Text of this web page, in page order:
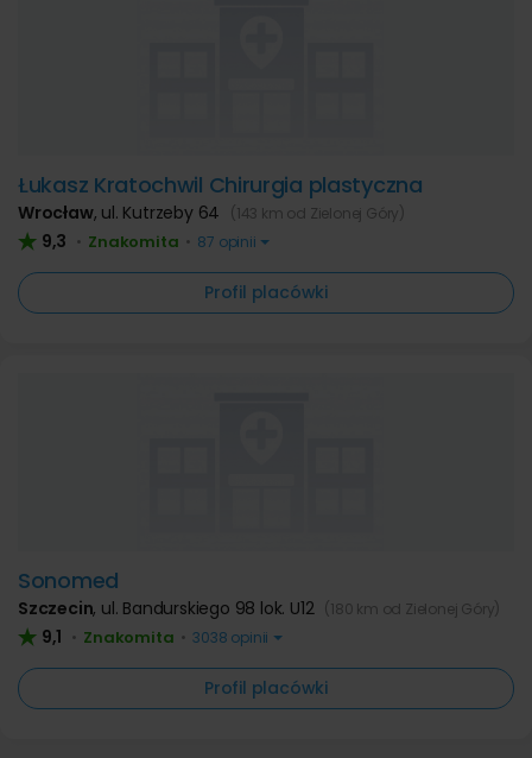
Łukasz Kratochwil Chirurgia plastyczna
Wrocław, ul. Kutrzeby 64 (143 km od Zielonej Góry)
9,3 • Znakomita • 87 opinii
Profil placówki
Sonomed
Szczecin, ul. Bandurskiego 98 lok. U12 (180 km od Zielonej Góry)
9,1 • Znakomita • 3038 opinii
Profil placówki